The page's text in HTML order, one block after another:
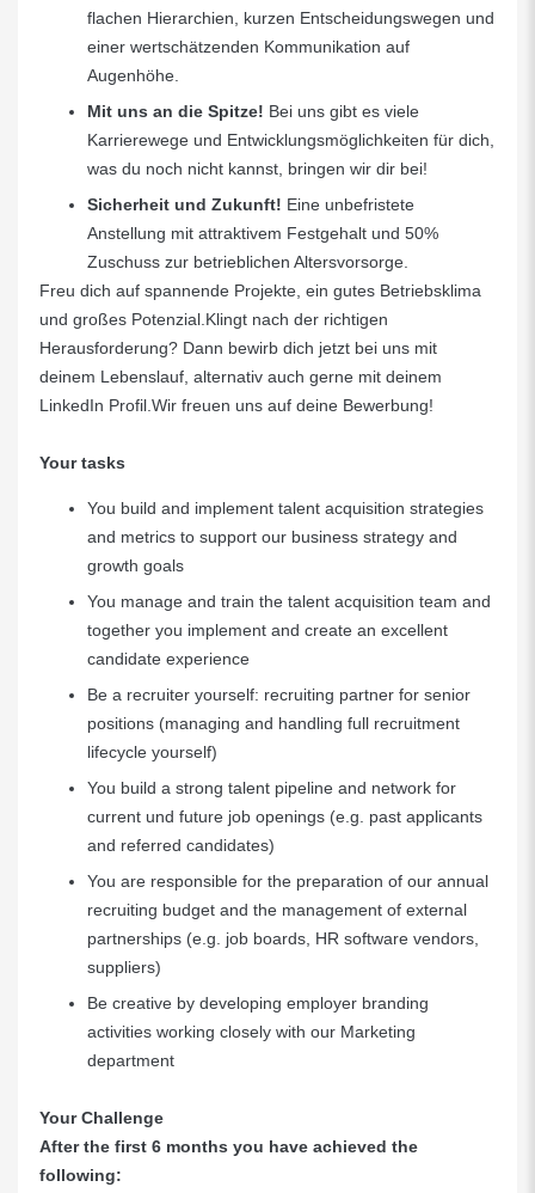
flachen Hierarchien, kurzen Entscheidungswegen und
einer wertschätzenden Kommunikation auf
Augenhöhe.
Mit uns an die Spitze! Bei uns gibt es viele
Karrierewege und Entwicklungsmöglichkeiten für dich,
was du noch nicht kannst, bringen wir dir bei!
Sicherheit und Zukunft! Eine unbefristete
Anstellung mit attraktivem Festgehalt und 50%
Zuschuss zur betrieblichen Altersvorsorge.
Freu dich auf spannende Projekte, ein gutes Betriebsklima
und großes Potenzial.Klingt nach der richtigen
Herausforderung? Dann bewirb dich jetzt bei uns mit
deinem Lebenslauf, alternativ auch gerne mit deinem
LinkedIn Profil.Wir freuen uns auf deine Bewerbung!
Your tasks
You build and implement talent acquisition strategies
and metrics to support our business strategy and
growth goals
You manage and train the talent acquisition team and
together you implement and create an excellent
candidate experience
Be a recruiter yourself: recruiting partner for senior
positions (managing and handling full recruitment
lifecycle yourself)
You build a strong talent pipeline and network for
current und future job openings (e.g. past applicants
and referred candidates)
You are responsible for the preparation of our annual
recruiting budget and the management of external
partnerships (e.g. job boards, HR software vendors,
suppliers)
Be creative by developing employer branding
activities working closely with our Marketing
department
Your Challenge
After the first 6 months you have achieved the
following: